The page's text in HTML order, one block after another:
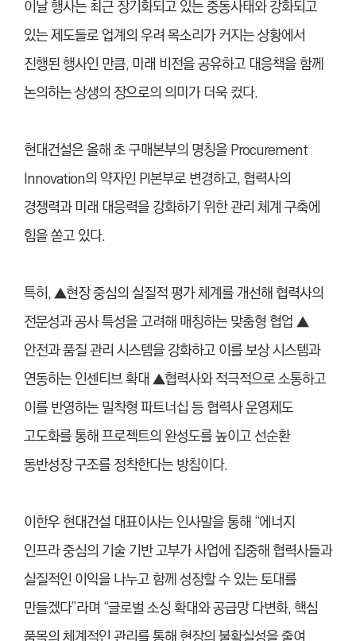
이날 행사는 최근 장기화되고 있는 중동사태와 강화되고
있는 제도들로 업계의 우려 목소리가 커지는 상황에서
진행된 행사인 만큼, 미래 비전을 공유하고 대응책을 함께
논의하는 상생의 장으로의 의미가 더욱 컸다.
현대건설은 올해 초 구매본부의 명칭을 Procurement
Innovation의 약자인 PI본부로 변경하고, 협력사의
경쟁력과 미래 대응력을 강화하기 위한 관리 체계 구축에
힘을 쏟고 있다.
특히, ▲현장 중심의 실질적 평가 체계를 개선해 협력사의
전문성과 공사 특성을 고려해 매칭하는 맞춤형 협업 ▲
안전과 품질 관리 시스템을 강화하고 이를 보상 시스템과
연동하는 인센티브 확대 ▲협력사와 적극적으로 소통하고
이를 반영하는 밀착형 파트너십 등 협력사 운영제도
고도화를 통해 프로젝트의 완성도를 높이고 선순환
동반성장 구조를 정착한다는 방침이다.
이한우 현대건설 대표이사는 인사말을 통해 “에너지
인프라 중심의 기술 기반 고부가 사업에 집중해 협력사들과
실질적인 이익을 나누고 함께 성장할 수 있는 토대를
만들겠다”라며 “글로벌 소싱 확대와 공급망 다변화, 핵심